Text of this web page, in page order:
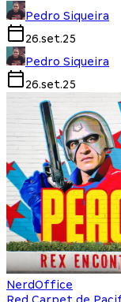
Pedro Siqueira
26.set.25
Pedro Siqueira
26.set.25
NerdOffice